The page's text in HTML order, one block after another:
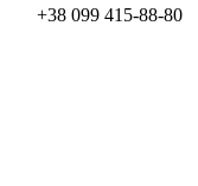
+38 099 415-88-80